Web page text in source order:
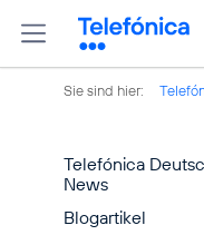
Sie sind hier:
Telefónica
News
Blogartikel